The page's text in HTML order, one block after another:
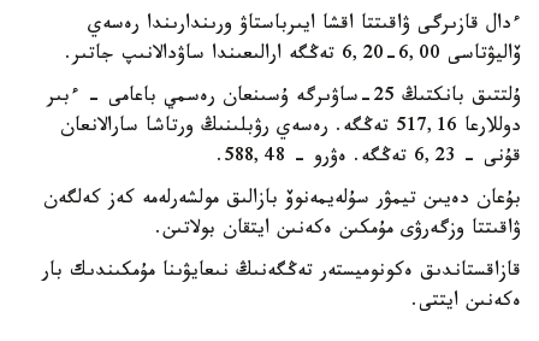
ءدال قازىرگى ۋاقىتتا اقشا ايىرباستاۋ ورىندارىندا رەسەي
ۆاليۋتاسى 6,00-6,20 تەڭگە ارالىعىندا ساۋدالانىپ جاتىر.
ۇلتتىق بانكتىڭ 25-ساۋىرگە ۇسىنعان رەسمي باعامى - ءبىر
دوللارعا 517,16 تەڭگە. رەسەي رۋبلىنىڭ ورتاشا سارالانعان
قۇنى - 6,23 تەڭگە. ەۋرو - 588,48.
بۇعان دەيىن تيمۋر سۇلەيمەنوۆ بازالىق مولشەرلەمە كەز كەلگەن
ۋاقىتتا وزگەرۋى مۇمكىن ەكەنىن ايتقان بولاتىن.
قازاقستاندىق ەكونوميستەر تەڭگەنىڭ نىعايۋىنا مۇمكىندىك بار
ەكەنىن ايتتى.